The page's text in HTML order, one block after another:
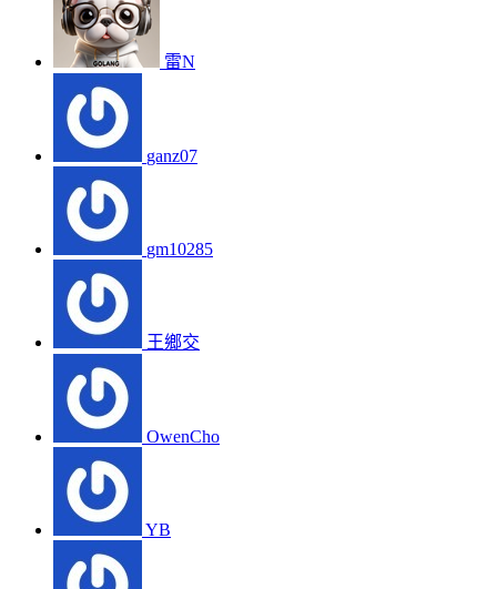
雷N
ganz07
gm10285
王鄉交
OwenCho
YB